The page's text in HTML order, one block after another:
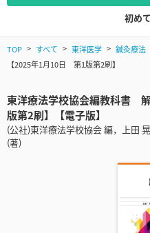
初め
TOP すべて 東洋医学 鍼灸療法
【2025年1月10日 第1版第2刷】
東洋療法学校協会編教科書
版第2刷】【電子版】
(公社)東洋療法学校協会 編，上田
(著)